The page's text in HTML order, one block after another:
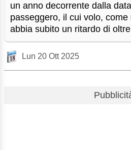
un anno decorrente dalla
passeggero, il cui volo,
abbia subito un ritardo di
Lun 20 Ott 2025